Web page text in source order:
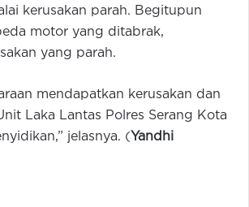
kerusakan parah. Begitupun
motor yang ditabrak,
yang parah.
mendapatkan kerusakan dan
Laka Lantas Polres Serang Kota
jelasnya. ( Yandhi